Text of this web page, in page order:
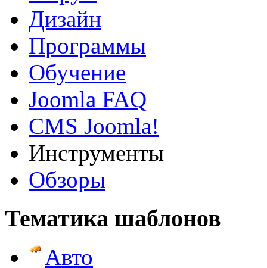
Дизайн
Программы
Обучение
Joomla FAQ
CMS Joomla!
Инструменты
Обзоры
Тематика шаблонов
Авто